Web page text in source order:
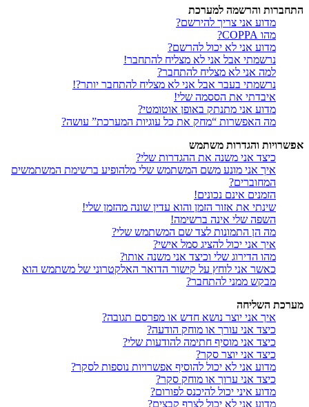
התחברות והרשמה למערכת
מדוע אני צריך להירשם?
מהו COPPA?
מדוע אני לא יכול להרשם?
נרשמתי אבל אני לא מצליח להתחבר!
למה אני לא מצליח להתחבר?
נרשמתי בעבר אבל אני לא מצליח להתחבר יותר?!
איבדתי את הססמה שלי!
מדוע אני מתנתק באופן אוטומטי?
מה האפשרות “מחק את כל עוגיות המערכת” עושה?
אפשרויות והגדרות משתמש
כיצד אני משנה את ההגדרות שלי?
איך אני מונע משם המשתמש שלי מלהופיע ברשימת המשתמשים
המחוברים?
הזמנים אינם נכונים!
שינתי את אזור הזמן והוא עדין שונה מהזמן שלי!
השפה שלי אינה ברשימה!
מה הן התמונות לצד שם המשתמש שלי?
איך אני יכול להציג סמל אישי?
מהו הדירוג שלי וכיצד אני משנה אותו?
כאשר אני לוחץ על קישור הדואר האלקטרוני של משתמש הוא
מבקש ממני להתחבר?
מערכת השליחה
איך אני יוצר נושא חדש או מפרסם תגובה?
כיצד אני עורך או מוחק הודעה?
כיצד אני מוסיף חתימה להודעות שלי?
כיצד אני יוצר סקר?
מדוע אני לא יכול להוסיף אפשרויות נוספות לסקר?
כיצד אני ערוך או מוחק סקר?
מדוע איני יכול להיכנס לפורום?
מדוע אני לא יכול לצרף קבצים?